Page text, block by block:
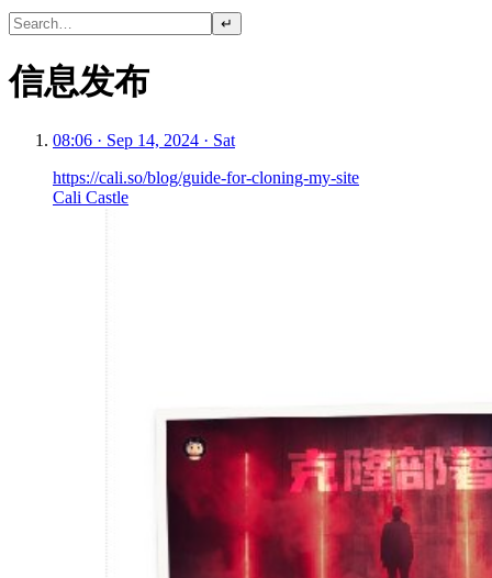
↵
信息发布
08:06 · Sep 14, 2024 · Sat
https://cali.so/blog/guide-for-cloning-my-site
Cali Castle